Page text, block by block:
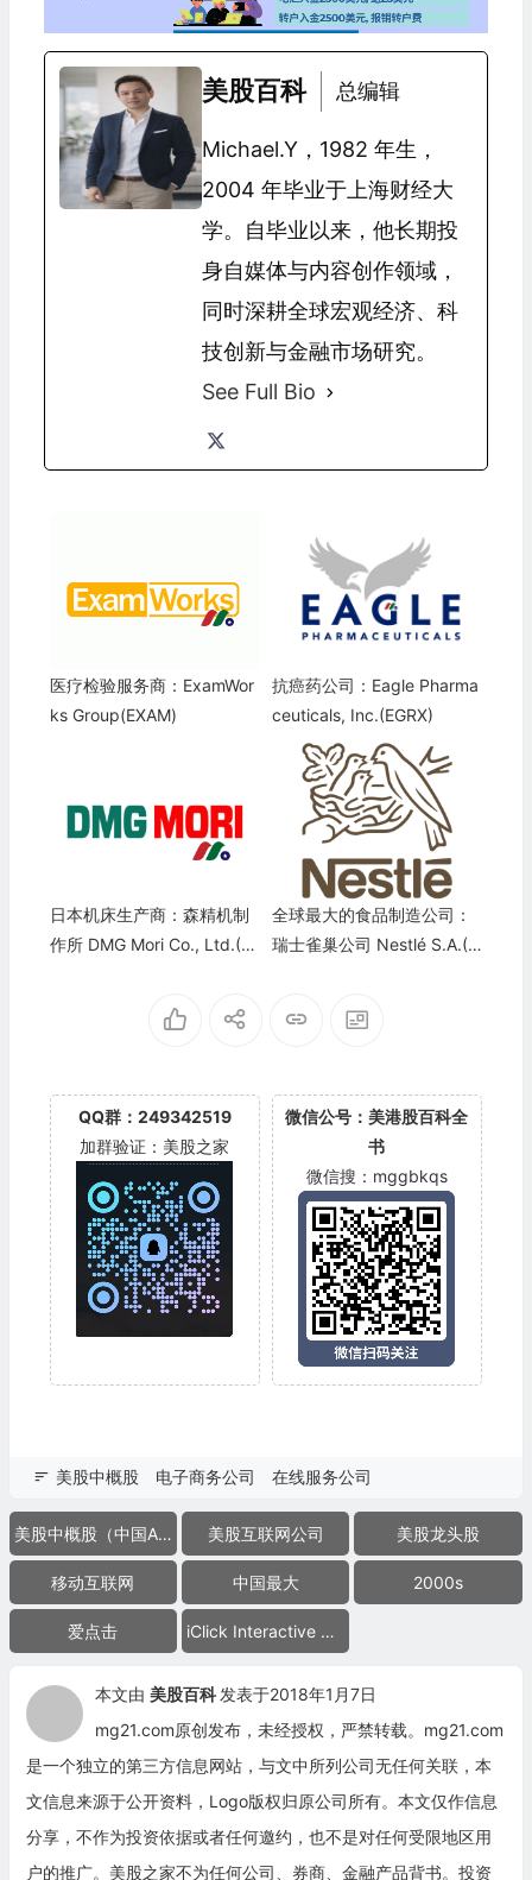
美股百科 总编辑
Michael.Y，1982 年生，
2004 年毕业于上海财经大
学。自毕业以来，他长期投
身自媒体与内容创作领域，
同时深耕全球宏观经济、科
技创新与金融市场研究。
See Full Bio
医疗检验服务商：ExamWor
ks Group(EXAM)
抗癌药公司：Eagle Pharma
ceuticals, Inc.(EGRX)
日本机床生产商：森精机制
作所 DMG Mori Co., Ltd.(61
全球最大的食品制造公司：
瑞士雀巢公司 Nestlé S.A.(N
QQ群：249342519
加群验证：美股之家
微信公号：美港股百科全
书
微信搜：mggbkqs
美股中概股 电子商务公司 在线服务公司
美股中概股（中国ADR） 美股互联网公司 美股龙头股
移动互联网 中国最大 2000s
爱点击 iClick Interactive Asia Group
本文由 美股百科 发表于2018年1月7日
mg21.com原创发布，未经授权，严禁转载。mg21.com
是一个独立的第三方信息网站，与文中所列公司无任何关联，本
文信息来源于公开资料，Logo版权归原公司所有。本文仅作信息
分享，不作为投资依据或者任何邀约，也不是对任何受限地区用
户的推广。美股之家不为任何公司、券商、金融产品背书。投资